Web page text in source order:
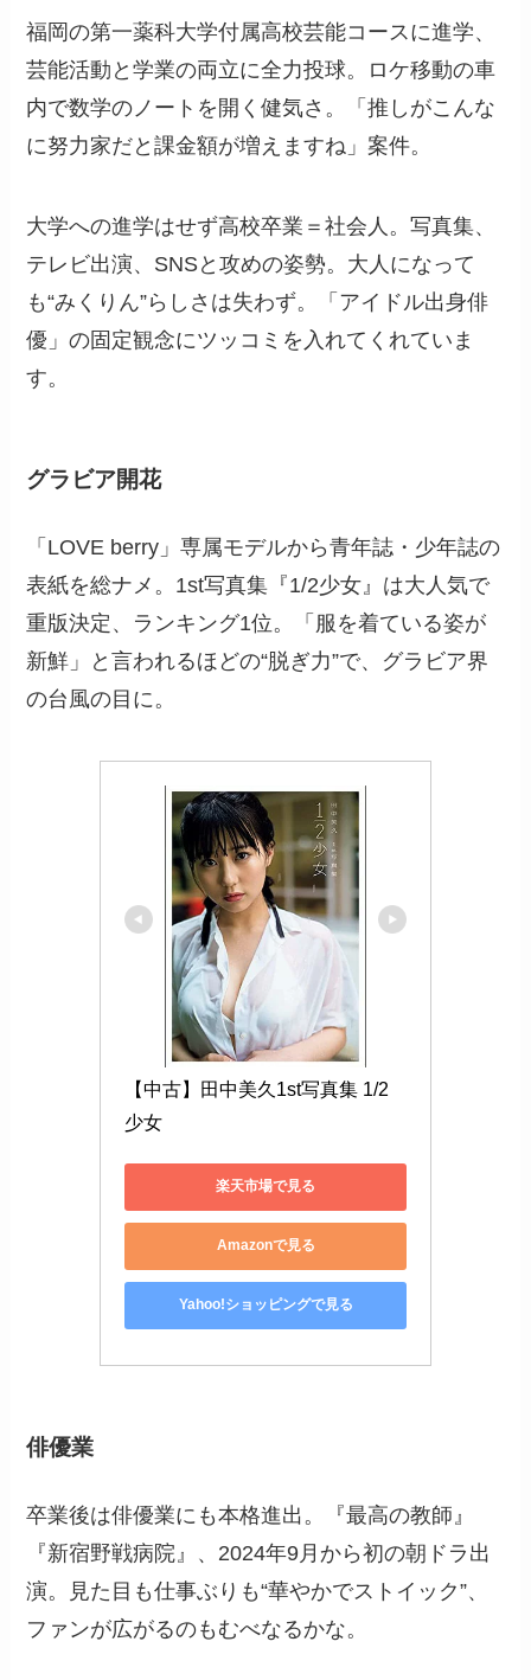
福岡の第一薬科大学付属高校芸能コースに進学、
芸能活動と学業の両立に全力投球。ロケ移動の車
内で数学のノートを開く健気さ。「推しがこんな
に努力家だと課金額が増えますね」案件。
大学への進学はせず高校卒業＝社会人。写真集、
テレビ出演、SNSと攻めの姿勢。大人になって
も“みくりん”らしさは失わず。「アイドル出身俳
優」の固定観念にツッコミを入れてくれていま
す。
グラビア開花
「LOVE berry」専属モデルから青年誌・少年誌の
表紙を総ナメ。1st写真集『1/2少女』は大人気で
重版決定、ランキング1位。「服を着ている姿が
新鮮」と言われるほどの“脱ぎ力”で、グラビア界
の台風の目に。
【中古】田中美久1st写真集 1/2
少女
楽天市場で見る
Amazonで見る
Yahoo!ショッピングで見る
俳優業
卒業後は俳優業にも本格進出。『最高の教師』
『新宿野戦病院』、2024年9月から初の朝ドラ出
演。見た目も仕事ぶりも“華やかでストイック”、
ファンが広がるのもむべなるかな。